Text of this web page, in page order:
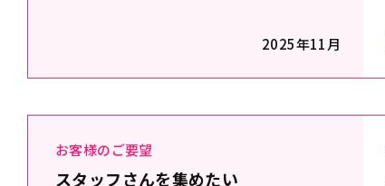
2025年11月
お客様のご要望
スタッフさんを集めたい